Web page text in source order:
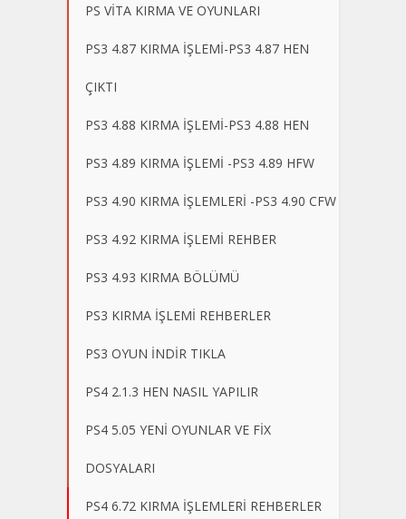
PS VİTA KIRMA VE OYUNLARI
PS3 4.87 KIRMA İŞLEMİ-PS3 4.87 HEN
ÇIKTI
PS3 4.88 KIRMA İŞLEMİ-PS3 4.88 HEN
PS3 4.89 KIRMA İŞLEMİ -PS3 4.89 HFW
PS3 4.90 KIRMA İŞLEMLERİ -PS3 4.90 CFW
PS3 4.92 KIRMA İŞLEMİ REHBER
PS3 4.93 KIRMA BÖLÜMÜ
PS3 KIRMA İŞLEMİ REHBERLER
PS3 OYUN İNDİR TIKLA
PS4 2.1.3 HEN NASIL YAPILIR
PS4 5.05 YENİ OYUNLAR VE FİX
DOSYALARI
PS4 6.72 KIRMA İŞLEMLERİ REHBERLER